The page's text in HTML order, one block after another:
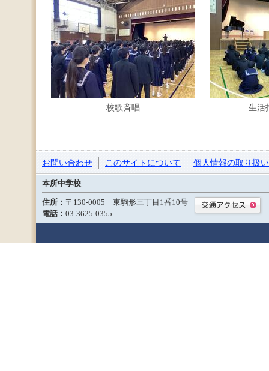
校歌斉唱 生活
お問い合わせ このサイトについて 個人情報の取り扱い
本所中学校
住所： 〒130-0005 東駒形三丁目1番10号
電話： 03-3625-0355